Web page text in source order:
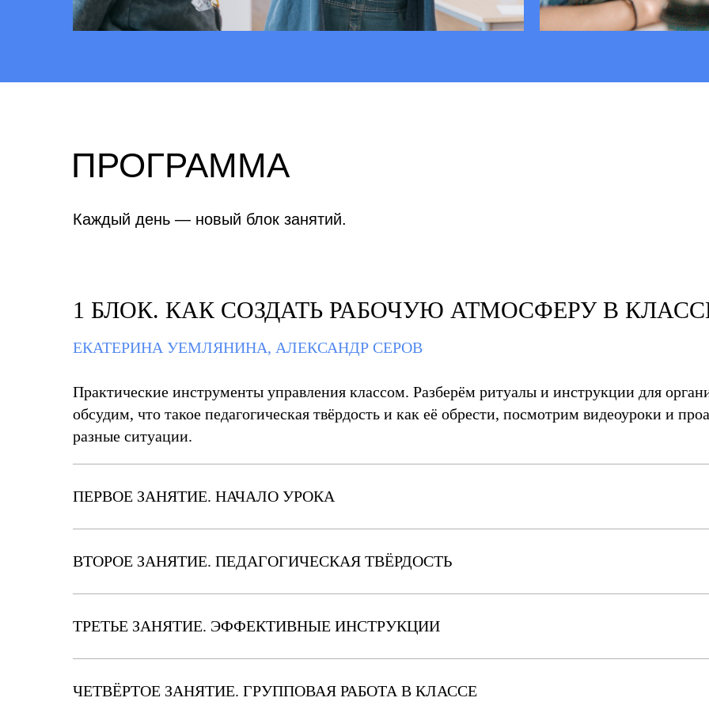
ПРОГРАММА
Каждый день — новый блок занятий.
1 БЛОК. КАК СОЗДАТЬ РАБОЧУЮ АТМОСФЕРУ В
ЕКАТЕРИНА УЕМЛЯНИНА, АЛЕКСАНДР СЕРОВ
Практические инструменты управления классом. Разберём ритуалы и инструкции для
обсудим, что такое педагогическая твёрдость и как её обрести, посмотрим видеоуроки и
разные ситуации.
ПЕРВОЕ ЗАНЯТИЕ. НАЧАЛО УРОКА
ВТОРОЕ ЗАНЯТИЕ. ПЕДАГОГИЧЕСКАЯ ТВЁРДОСТЬ
ТРЕТЬЕ ЗАНЯТИЕ. ЭФФЕКТИВНЫЕ ИНСТРУКЦИИ
ЧЕТВЁРТОЕ ЗАНЯТИЕ. ГРУППОВАЯ РАБОТА В КЛАССЕ